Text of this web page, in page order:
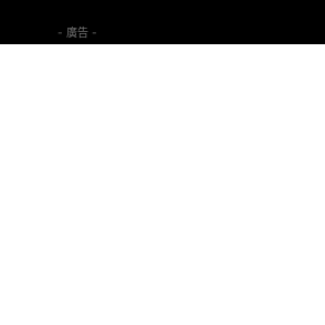
- 廣告 -